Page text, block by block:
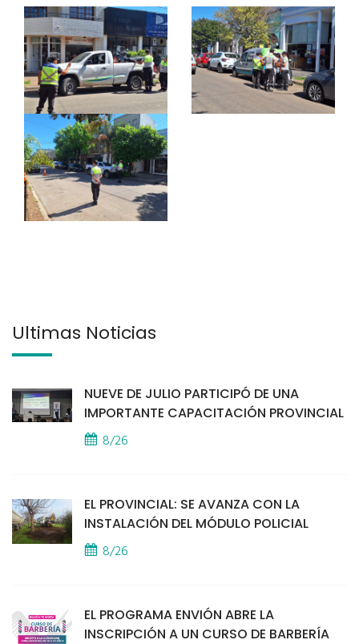
Últimas Noticias
NUEVE DE JULIO PARTICIPÓ DE UNA
IMPORTANTE CAPACITACIÓN PROVINCIAL
8/26
EL PROVINCIAL: SE AVANZA CON LA
INSTALACIÓN DEL MÓDULO POLICIAL
8/26
EL PROGRAMA ENVIÓN ABRE LA
INSCRIPCIÓN A UN CURSO DE BARBERÍA